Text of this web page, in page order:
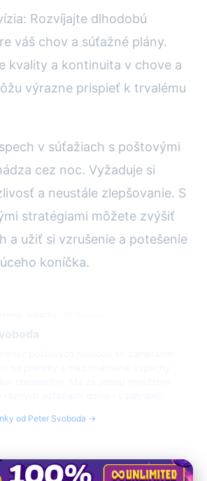
Rozvíjajte dlhodobú
váš chov a súťažné plány.
kvality a kontinuita v chove a
výrazne prispieť k trvalému
v súťažiach s poštovými
cez noc. Vyžaduje si
a neustále zlepšovanie. S
stratégiami môžete zvýšiť
a užiť si vzrušenie a potešenie
koníčka.
od Peter Svoboda →